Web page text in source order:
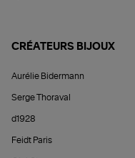
CRÉATEURS BIJOUX
Aurélie Bidermann
Serge Thoraval
d1928
Feidt Paris